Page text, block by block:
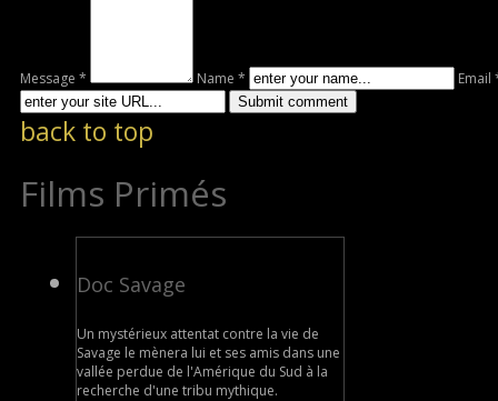
Message * Name * Email
back to top
Films Primés
Doc Savage
Un mystérieux attentat contre la vie de
Savage le mènera lui et ses amis dans une
vallée perdue de l'Amérique du Sud à la
recherche d'une tribu mythique.